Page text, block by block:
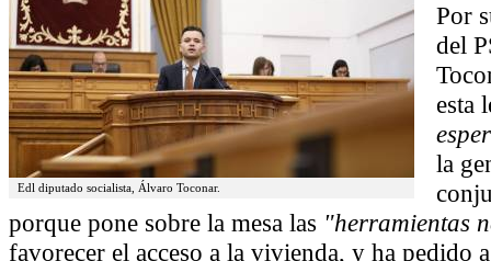
Edl diputado socialista, Álvaro Toconar.
Por
del
esta
la
porque pone sobre la mesa las "herramientas
favorecer el acceso a la vivienda, y ha pedido